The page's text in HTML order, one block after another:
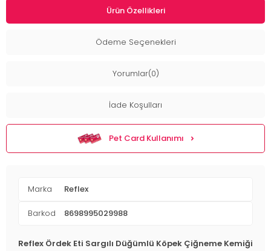
Ürün Özellikleri
Ödeme Seçenekleri
Yorumlar(0)
İade Koşulları
Pet Card Kullanımı
Marka Reflex
Barkod 8698995029988
Reflex Ördek Eti Sargılı Düğümlü Köpek Çiğneme Kemiği